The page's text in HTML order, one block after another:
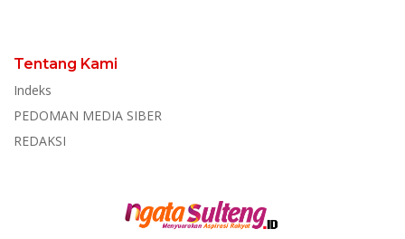
Tentang Kami
Indeks
PEDOMAN MEDIA SIBER
REDAKSI